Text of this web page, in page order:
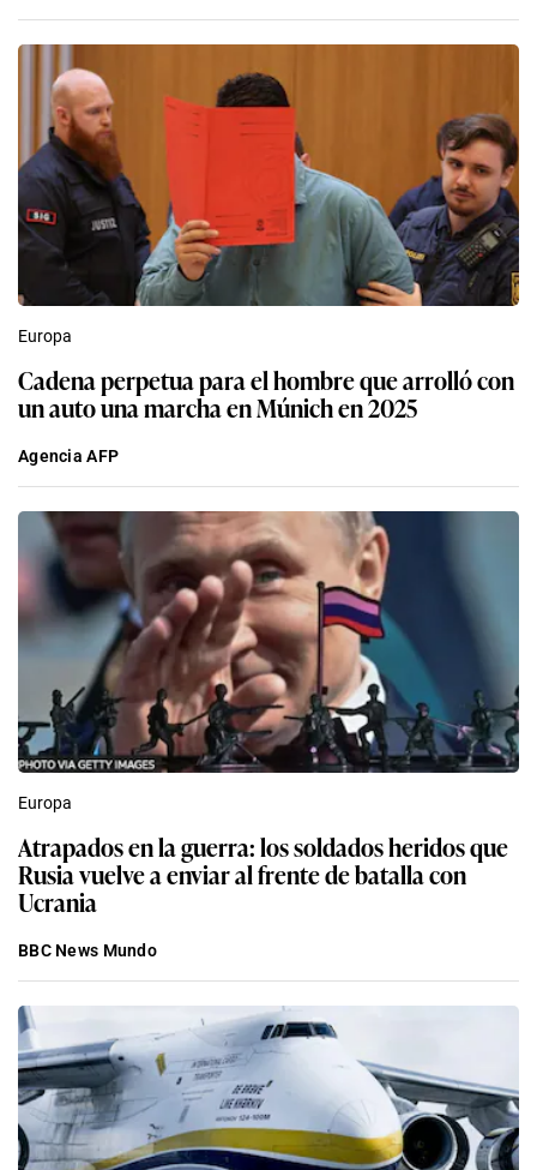
Europa
Cadena perpetua para el hombre que arrolló con
un auto una marcha en Múnich en 2025
Agencia AFP
Europa
Atrapados en la guerra: los soldados heridos que
Rusia vuelve a enviar al frente de batalla con
Ucrania
BBC News Mundo